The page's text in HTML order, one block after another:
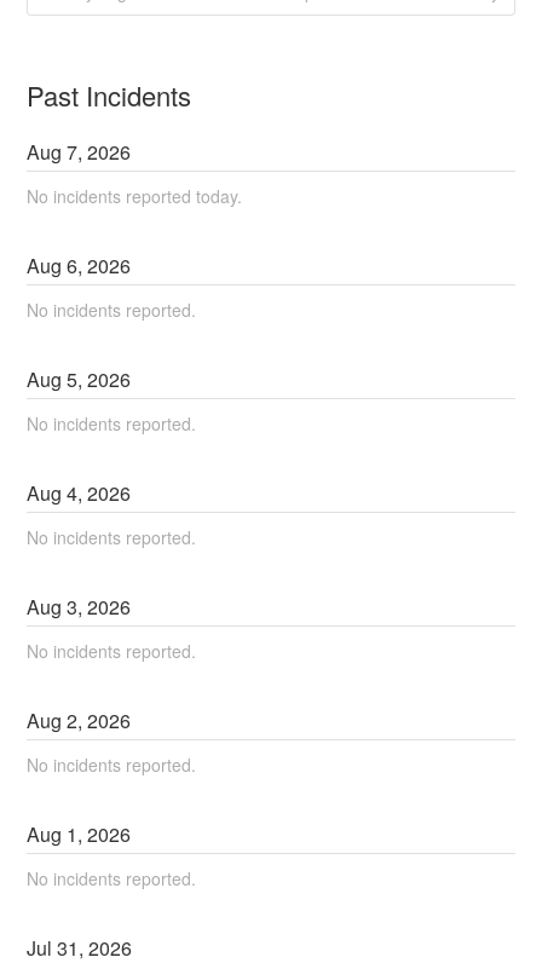
Past Incidents
Aug7,2026
No incidents reported today.
Aug6,2026
No incidents reported.
Aug5,2026
No incidents reported.
Aug4,2026
No incidents reported.
Aug3,2026
No incidents reported.
Aug2,2026
No incidents reported.
Aug 1,2026
No incidents reported.
Jul31,2026